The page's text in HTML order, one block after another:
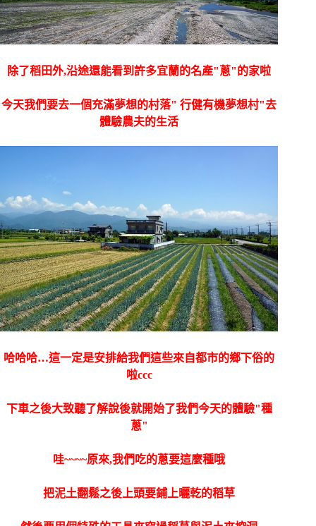
除了稻田外,沿途還能看到許多宜蘭的名產"蔥"的家啦
今天我們要去一個充滿夢想的村落" 行健有機夢想村"去
體驗農夫的生活
哈哈哈…這一定是安排給我們這些來自都市的鄉下俗的
啦ccc
下車之後大致聽了解說後就開始了我們今天的體驗"種
蔥"
哇~~~~原來,我們吃的蔥要這麼種哦
把泥土翻鬆之後上頭要鋪上曬乾的稻草